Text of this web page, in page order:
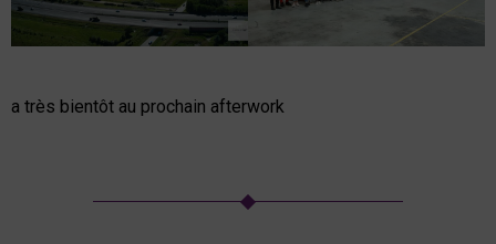
a très bientôt au prochain afterwork